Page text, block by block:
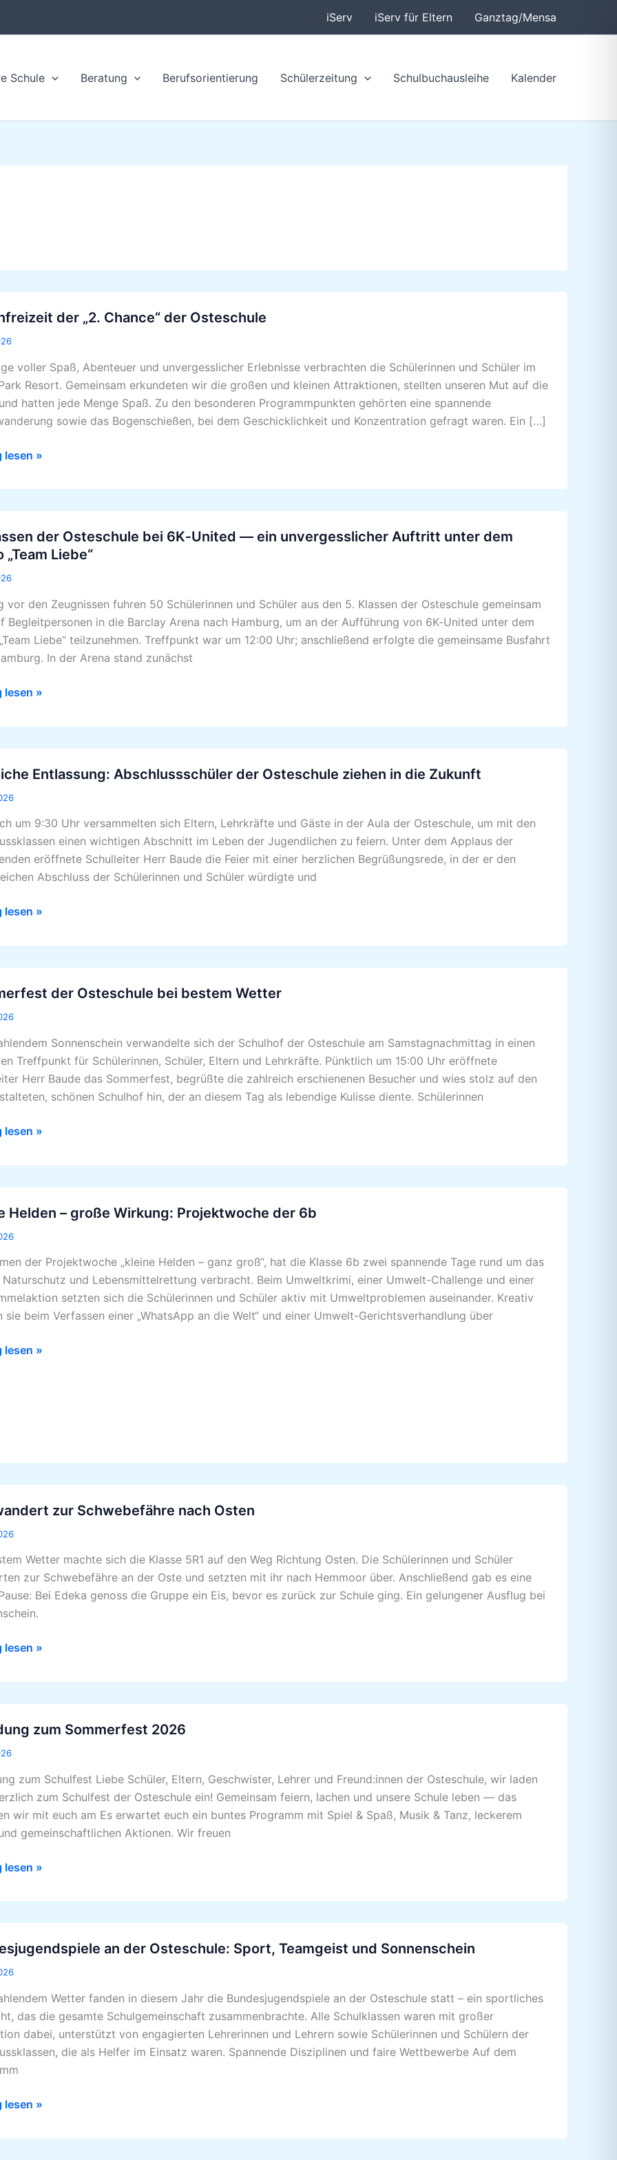
iServ iServ für Eltern Ganztag/Mensa
Schule Beratung Berufsorientierung Schülerzeitung Schulbuchausleihe Kalender
der „2. Chance“ der Osteschule
voller Spaß, Abenteuer und unvergesslicher Erlebnisse verbrachten die Schülerinnen und Schüler im
Resort. Gemeinsam erkundeten wir die großen und kleinen Attraktionen, stellten unseren Mut auf die
hatten jede Menge Spaß. Zu den besonderen Programmpunkten gehörten eine spannende
sowie das Bogenschießen, bei dem Geschicklichkeit und Konzentration gefragt waren. Ein […]
lesen »
der Osteschule bei 6K‑United — ein unvergesslicher Auftritt unter dem
„Team Liebe“
vor den Zeugnissen fuhren 50 Schülerinnen und Schüler aus den 5. Klassen der Osteschule gemeinsam
Begleitpersonen in die Barclay Arena nach Hamburg, um an der Aufführung von 6K‑United unter dem
Liebe“ teilzunehmen. Treffpunkt war um 12:00 Uhr; anschließend erfolgte die gemeinsame Busfahrt
In der Arena stand zunächst
lesen »
Entlassung: Abschlussschüler der Osteschule ziehen in die Zukunft
um 9:30 Uhr versammelten sich Eltern, Lehrkräfte und Gäste in der Aula der Osteschule, um mit den
einen wichtigen Abschnitt im Leben der Jugendlichen zu feiern. Unter dem Applaus der
eröffnete Schulleiter Herr Baude die Feier mit einer herzlichen Begrüßungsrede, in der er den
Abschluss der Schülerinnen und Schüler würdigte und
lesen »
der Osteschule bei bestem Wetter
Sonnenschein verwandelte sich der Schulhof der Osteschule am Samstagnachmittag in einen
Treffpunkt für Schülerinnen, Schüler, Eltern und Lehrkräfte. Pünktlich um 15:00 Uhr eröffnete
Herr Baude das Sommerfest, begrüßte die zahlreich erschienenen Besucher und wies stolz auf den
schönen Schulhof hin, der an diesem Tag als lebendige Kulisse diente. Schülerinnen
lesen »
Helden – große Wirkung: Projektwoche der 6b
der Projektwoche „kleine Helden – ganz groß“, hat die Klasse 6b zwei spannende Tage rund um das
Naturschutz und Lebensmittelrettung verbracht. Beim Umweltkrimi, einer Umwelt-Challenge und einer
setzten sich die Schülerinnen und Schüler aktiv mit Umweltproblemen auseinander. Kreativ
sie beim Verfassen einer „WhatsApp an die Welt“ und einer Umwelt-Gerichtsverhandlung über
lesen »
zur Schwebefähre nach Osten
Wetter machte sich die Klasse 5R1 auf den Weg Richtung Osten. Die Schülerinnen und Schüler
zur Schwebefähre an der Oste und setzten mit ihr nach Hemmoor über. Anschließend gab es eine
Bei Edeka genoss die Gruppe ein Eis, bevor es zurück zur Schule ging. Ein gelungener Ausflug bei
lesen »
zum Sommerfest 2026
zum Schulfest Liebe Schüler, Eltern, Geschwister, Lehrer und Freund:innen der Osteschule, wir laden
zum Schulfest der Osteschule ein! Gemeinsam feiern, lachen und unsere Schule leben — das
wir mit euch am Es erwartet euch ein buntes Programm mit Spiel & Spaß, Musik & Tanz, leckerem
gemeinschaftlichen Aktionen. Wir freuen
lesen »
an der Osteschule: Sport, Teamgeist und Sonnenschein
Wetter fanden in diesem Jahr die Bundesjugendspiele an der Osteschule statt – ein sportliches
das die gesamte Schulgemeinschaft zusammenbrachte. Alle Schulklassen waren mit großer
dabei, unterstützt von engagierten Lehrerinnen und Lehrern sowie Schülerinnen und Schülern der
die als Helfer im Einsatz waren. Spannende Disziplinen und faire Wettbewerbe Auf dem
lesen »